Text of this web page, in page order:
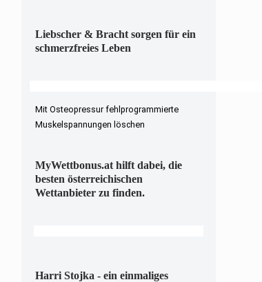
Liebscher & Bracht sorgen für ein
schmerzfreies Leben
Mit Osteopressur fehlprogrammierte
Muskelspannungen löschen
MyWettbonus.at hilft dabei, die
besten österreichischen
Wettanbieter zu finden.
Harri Stojka - ein einmaliges